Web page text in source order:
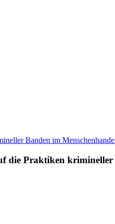
die Praktiken